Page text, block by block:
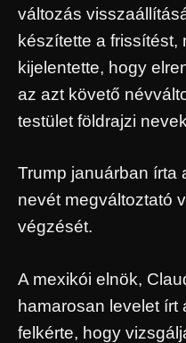
változás
készítette a frissítést,
kijelentette, hogy
az azt követő
testület földrajzi
Trump januárban írta
nevét megváltoztató
végzését.
A mexikói elnök,
hamarosan levelet írt
felkérte, hogy